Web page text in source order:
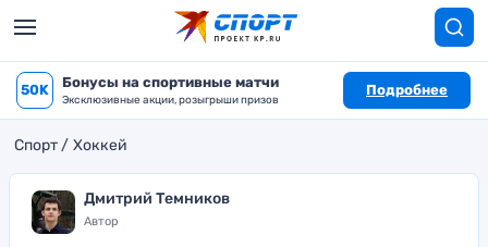
50K Бонусы на спортивные матчи
Эксклюзивные акции, розыгрыши призов
Подробнее
Спорт Хоккей
Дмитрий Темников
Автор